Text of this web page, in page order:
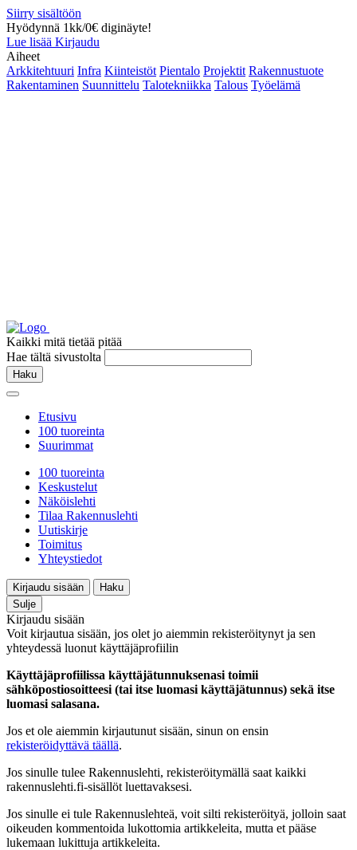
Siirry sisältöön
Hyödynnä 1kk/0€ diginäyte!
Lue lisää Kirjaudu
Aiheet
Arkkitehtuuri Infra Kiinteistöt Pientalo Projektit Rakennustuote
Rakentaminen Suunnittelu Talotekniikka Talous Työelämä
Kaikki mitä tietää pitää
Hae tältä sivustolta
Haku
Etusivu
100 tuoreinta
Suurimmat
100 tuoreinta
Keskustelut
Näköislehti
Tilaa Rakennuslehti
Uutiskirje
Toimitus
Yhteystiedot
Kirjaudu sisään
Haku
Sulje
Kirjaudu sisään
Voit kirjautua sisään, jos olet jo aiemmin rekisteröitynyt ja sen
yhteydessä luonut käyttäjäprofiilin
Käyttäjäprofiilissa käyttäjätunnuksenasi toimii
sähköpostiosoitteesi (tai itse luomasi käyttäjätunnus) sekä itse
luomasi salasana.
Jos et ole aiemmin kirjautunut sisään, sinun on ensin
rekisteröidyttävä täällä.
Jos sinulle tulee Rakennuslehti, rekisteröitymällä saat kaikki
rakennuslehti.fi-sisällöt luettavaksesi.
Jos sinulle ei tule Rakennuslehteä, voit silti rekisteröityä, jolloin saat
oikeuden kommentoida lukottomia artikkeleita, mutta et pääse
lukemaan lukittuja artikkeleita.